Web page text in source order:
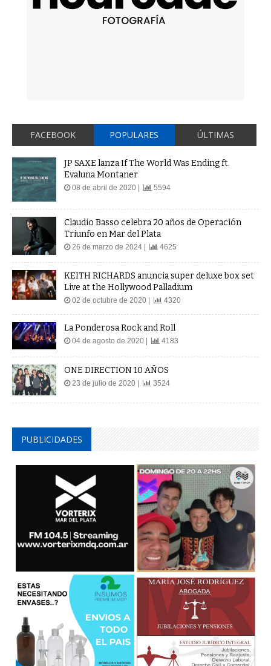
FACEBOOK POPULARES ÚLTIMAS
JP SAXE lanza If The World Was Ending ft.
Evaluna Montaner
08 de abril de 2020 | 5594
Claudio Basso celebra 20 años de Operación
Triunfo en Mar del Plata
26 de marzo de 2024 | 4625
KEITH RICHARDS anuncia super deluxe box set
Live at the Hollywood Palladium
02 de octubre de 2020 | 4320
La Ponderosa Rock and Roll
04 de agosto de 2020 | 4183
ONE DIRECTION 10 AÑOS
23 de julio de 2020 | 3524
PUBLICIDADES